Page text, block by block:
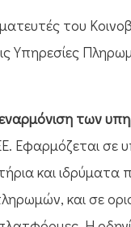
του
Υπηρεσίες
των
Εφαρμόζεται σε
και
και σε